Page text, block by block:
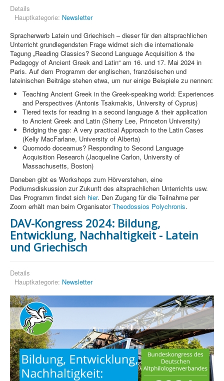
Details
Hauptkategorie: Newsletter
Spracherwerb Latein und Griechisch – dieser für den altsprachlichen
Unterricht grundlegendsten Frage widmet sich die internationale
Tagung „Reading Classics? Second Language Acquisition & the
Pedagogy of Ancient Greek and Latin“ am 16. und 17. Mai 2024 in
Paris. Auf dem Programm der englischen, französischen und
lateinischen Beiträge stehen etwa, um nur einige Beispiele zu nennen:
Teaching Ancient Greek in the Greek-speaking world: Experiences
and Perspectives (Antonis Tsakmakis, University of Cyprus)
Tiered texts for reading in a second language & their application
to Ancient Greek and Latin (Sherry Lee, Princeton University)
Bridging the gap: A very practical Approach to the Latin Cases
(Kelly MacFarlane, University of Alberta)
Quomodo doceamus? Responding to Second Language
Acquisition Research (Jacqueline Carlon, University of
Massachusetts, Boston)
Daneben gibt es Workshops zum Hörverstehen, eine
Podiumsdiskussion zur Zukunft des altsprachlichen Unterrichts usw.
Das Programm findet sich hier. Den Zugang für die Teilnahme per
Zoom erhält man beim OrganisatorTheodossios Polychronis.
DAV-Kongress 2024: Bildung,
Entwicklung, Nachhaltigkeit - Latein
und Griechisch
Details
Hauptkategorie: Newsletter